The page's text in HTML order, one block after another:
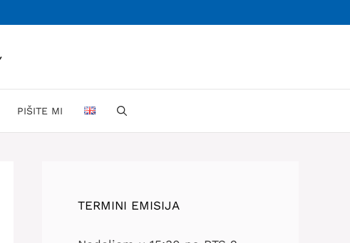
PIŠITE MI
TERMINI EMISIJA